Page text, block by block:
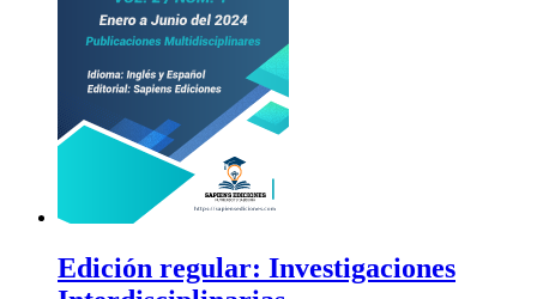
Edición regular: Investigaciones